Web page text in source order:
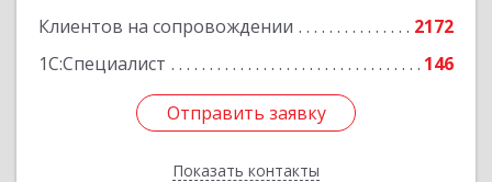
Клиентов на сопровождении
2172
1С:Специалист
146
Отправить заявку
Показать контакты
Подробнее
Отправить заявку
Назад